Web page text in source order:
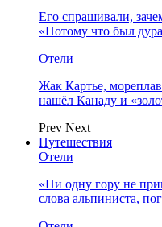
Его спрашивали,
«Потому что был
Отели
Жак Картье,
нашёл Канаду и
Prev Next
Путешествия
Отели
«Ни одну гору не
слова альпиниста,